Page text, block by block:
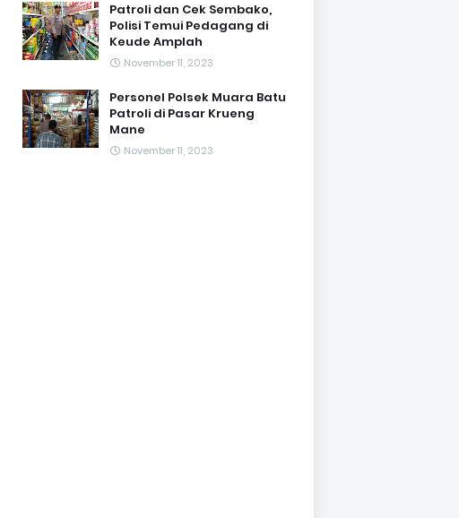
Patroli dan Cek Sembako,
Polisi Temui Pedagang di
Keude Amplah
November 11, 2023
Personel Polsek Muara Batu
Patroli di Pasar Krueng
Mane
November 11, 2023